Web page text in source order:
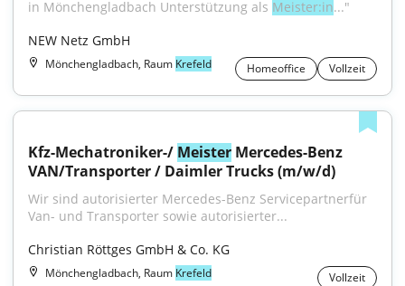
in Mönchengladbach Unterstützung als Meister:in..."
NEW Netz GmbH
Mönchengladbach, Raum Krefeld Homeoffice Vollzeit
Kfz-Mechatroniker-/ Meister Mercedes-Benz
VAN/Transporter / Daimler Trucks (m/w/d)
Wir sind autorisierter Mercedes-Benz Servicepartnerfür
Van- und Transporter sowie autorisierter...
Christian Röttges GmbH & Co. KG
Mönchengladbach, Raum Krefeld Vollzeit